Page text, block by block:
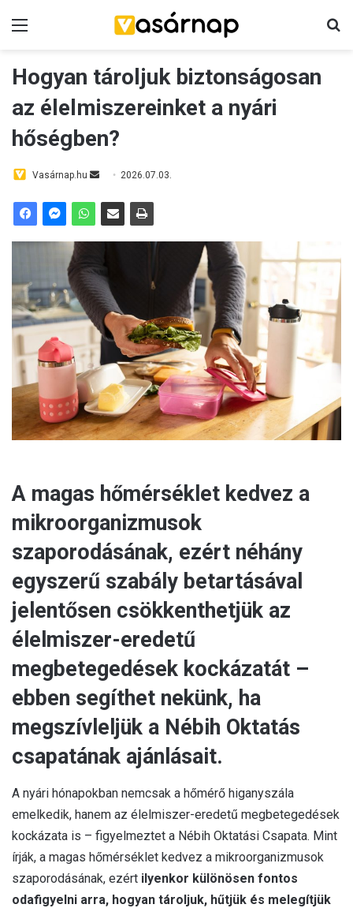
Hogyan tároljuk biztonságosan
az élelmiszereinket a nyári
hőségben?
Vasárnap.hu
e
m
a
i
l
2026.07.03.
A magas hőmérséklet kedvez a
mikroorganizmusok
szaporodásának, ezért néhány
egyszerű szabály betartásával
jelentősen csökkenthetjük az
élelmiszer-eredetű
megbetegedések kockázatát –
ebben segíthet nekünk, ha
megszívleljük a Nébih Oktatás
csapatának ajánlásait.
A nyári hónapokban nemcsak a hőmérő higanyszála
emelkedik, hanem az élelmiszer-eredetű megbetegedések
kockázata is – figyelmeztet a Nébih Oktatási Csapata. Mint
írják, a magas hőmérséklet kedvez a mikroorganizmusok
szaporodásának, ezért ilyenkor különösen fontos
odafigyelni arra, hogyan tároljuk, hűtjük és melegítjük